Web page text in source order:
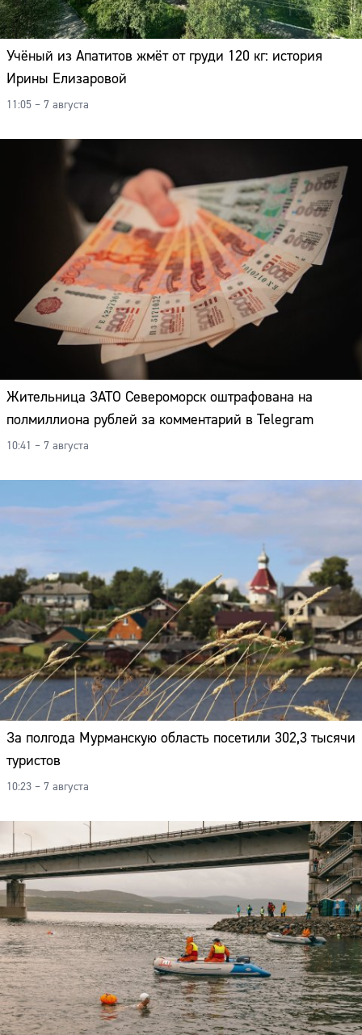
Учёный из Апатитов жмёт от груди 120 кг: история
Ирины Елизаровой
11:05 – 7 августа
Жительница ЗАТО Североморск оштрафована на
полмиллиона рублей за комментарий в Telegram
10:41 – 7 августа
За полгода Мурманскую область посетили 302,3 тысячи
туристов
10:23 – 7 августа